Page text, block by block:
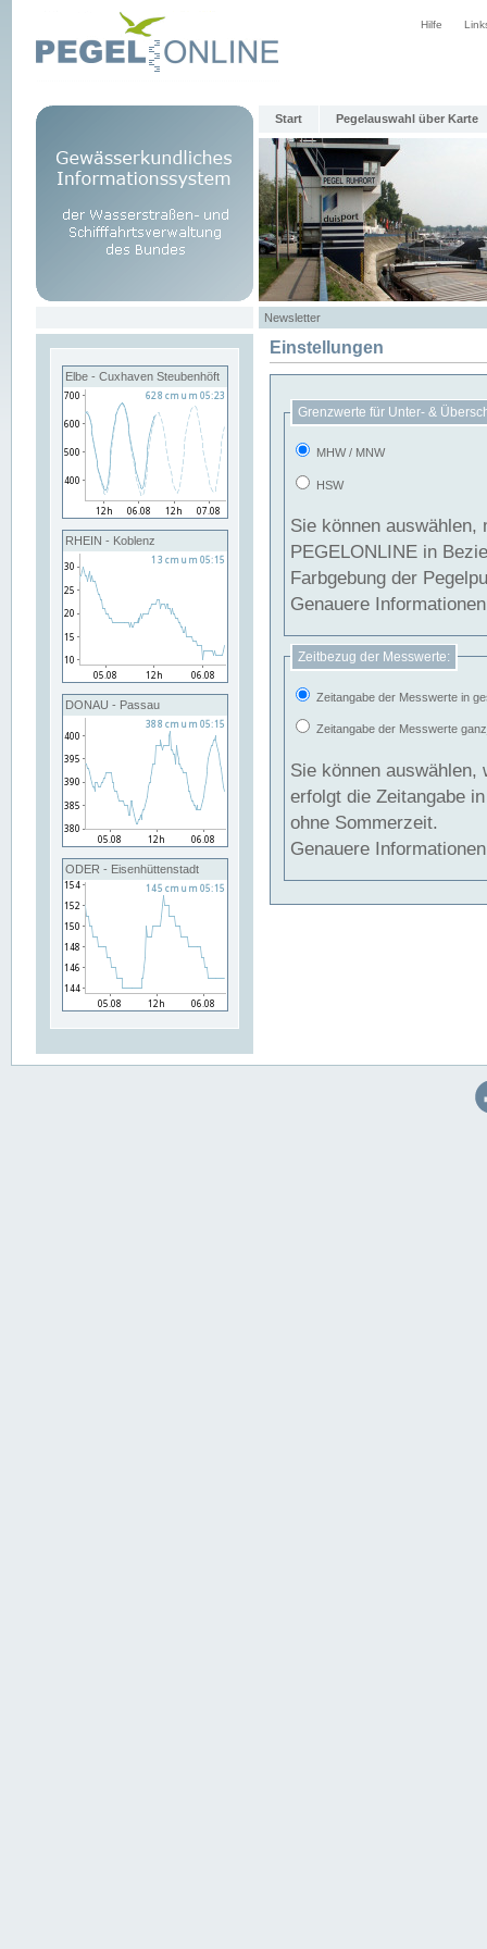
Hilfe
Start Pegelauswahl über Karte
Newsletter
Elbe - Cuxhaven Steubenhöft
RHEIN - Koblenz
DONAU - Passau
ODER - Eisenhüttenstadt
Einstellungen
Grenzwerte für Unter- &
MHW / MNW
HSW
Sie können
PEGELONLINE in Beziehung
Farbgebung der
Genauere
Zeitbezug der Messwerte:
Zeitangabe der Messwerte in
Zeitangabe der Messwerte
Sie können auswählen,
erfolgt die Zeitangabe
ohne Sommerzeit.
Genauere